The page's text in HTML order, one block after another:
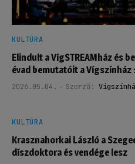
KULTÚRA
Elindult a VígSTREAMház és
évad bemutatóit a Vígszínház
2026.05.04. Szerző:
KULTÚRA
Krasznahorkai László a
díszdoktora és vendége lesz